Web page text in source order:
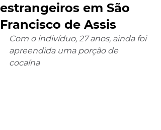
estrangeiros em São
Francisco de Assis
Com o indivíduo, 27 anos, ainda foi
apreendida uma porção de
cocaína